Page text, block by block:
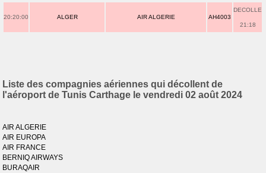
20:20:00 ALGER AIR ALGERIE AH4003
DECOLLE
21:18
Liste des compagnies aériennes qui décollent de
l'aéroport de Tunis Carthage le vendredi 02 août 2024
AIR ALGERIE
AIR EUROPA
AIR FRANCE
BERNIQ AIRWAYS
BURAQAIR